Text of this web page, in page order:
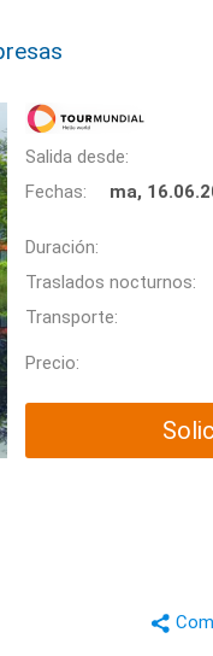
Salida desde:
Fechas:
ma,
Duración:
Traslados nocturnos:
Transporte:
Precio: